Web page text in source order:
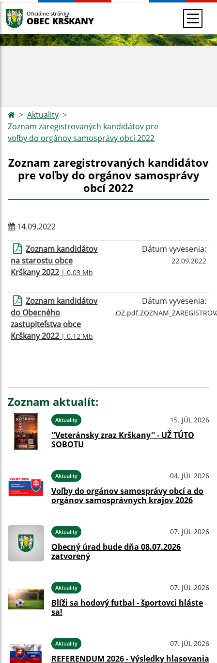
Oficiálne stránky
OBEC KRŠKANY
Aktuality
Zoznam zaregistrovaných kandidátov pre
voľby do orgánov samosprávy obcí 2022
Zoznam zaregistrovaných kandidátov
pre voľby do orgánov samosprávy
obcí 2022
14.09.2022
Zoznam kandidátov
na starostu obce
Krškany 2022 | 0.03 Mb
Dátum vyvesenia:
22.09.2022
Zoznam kandidátov
do Obecného
zastupiteľstva obce
Krškany 2022 | 0.12 Mb
Dátum vyvesenia:
Zoznam aktualít:
Aktuality 15. JÚL 2026
''Veteránsky zraz Krškany'' - UŽ TÚTO
SOBOTU
Aktuality 04. JÚL 2026
Voľby do orgánov samosprávy obcí a do
orgánov samosprávnych krajov 2026
Aktuality 07. JÚL 2026
Obecný úrad bude dňa 08.07.2026
zatvorený
Aktuality 07. JÚL 2026
Blíži sa hodový futbal - športovci hláste
sa!
Aktuality 07. JÚL 2026
REFERENDUM 2026 - Výsledky hlasovania